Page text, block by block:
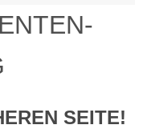
SEITE!